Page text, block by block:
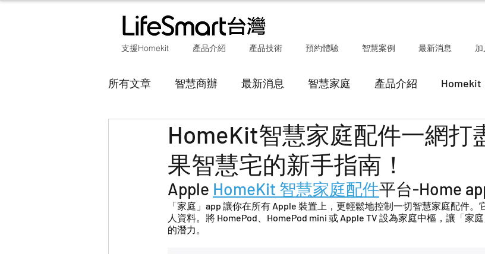
支援Homekit 產品介紹 產品技術 預約體驗 智慧案例 最新消息
所有文章 智慧商辦 最新消息 智慧家庭 產品介紹 Homekit
SUBLIMEHomeKit智慧家庭配件一網打
果智慧宅的新手指南！
Apple HomeKit 智慧家庭配件平台-Home
「家庭」app 讓你在所有 Apple 裝置上，更輕鬆地控制一切智慧家庭配件
人資料。將 HomePod、HomePod mini 或 Apple TV 設為家庭中樞，讓「家
的潛力。